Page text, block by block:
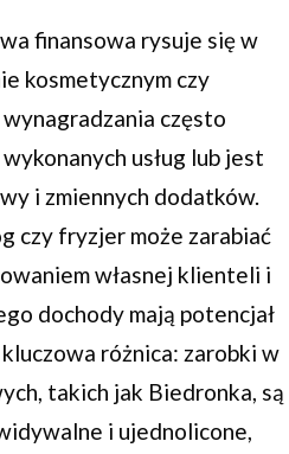
finansowa rysuje się w
kosmetycznym czy
często
usług lub jest
i zmiennych dodatków.
czy fryzjer może zarabiać
własnej klienteli i
dochody mają potencjał
różnica: zarobki w
takich jak Biedronka, są
i ujednolicone,